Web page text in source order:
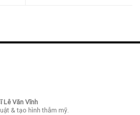
Lê Văn Vĩnh
& tạo hình thẫm mỹ.